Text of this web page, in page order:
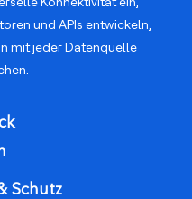
und APIs entwickeln,
mit jeder Datenquelle
Schutz